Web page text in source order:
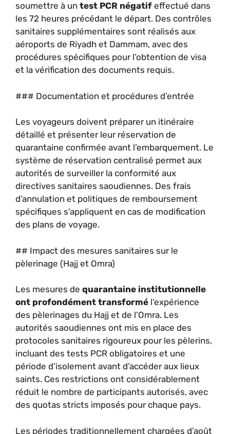
soumettre à un test PCR négatif effectué dans
les 72 heures précédant le départ. Des contrôles
sanitaires supplémentaires sont réalisés aux
aéroports de Riyadh et Dammam, avec des
procédures spécifiques pour l’obtention de visa
et la vérification des documents requis.
### Documentation et procédures d’entrée
Les voyageurs doivent préparer un itinéraire
détaillé et présenter leur réservation de
quarantaine confirmée avant l’embarquement. Le
système de réservation centralisé permet aux
autorités de surveiller la conformité aux
directives sanitaires saoudiennes. Des frais
d’annulation et politiques de remboursement
spécifiques s’appliquent en cas de modification
des plans de voyage.
## Impact des mesures sanitaires sur le
pèlerinage (Hajj et Omra)
Les mesures de quarantaine institutionnelle
ont profondément transformé l’expérience
des pèlerinages du Hajj et de l’Omra. Les
autorités saoudiennes ont mis en place des
protocoles sanitaires rigoureux pour les pèlerins,
incluant des tests PCR obligatoires et une
période d’isolement avant d’accéder aux lieux
saints. Ces restrictions ont considérablement
réduit le nombre de participants autorisés, avec
des quotas stricts imposés pour chaque pays.
Les périodes traditionnellement chargées d’août